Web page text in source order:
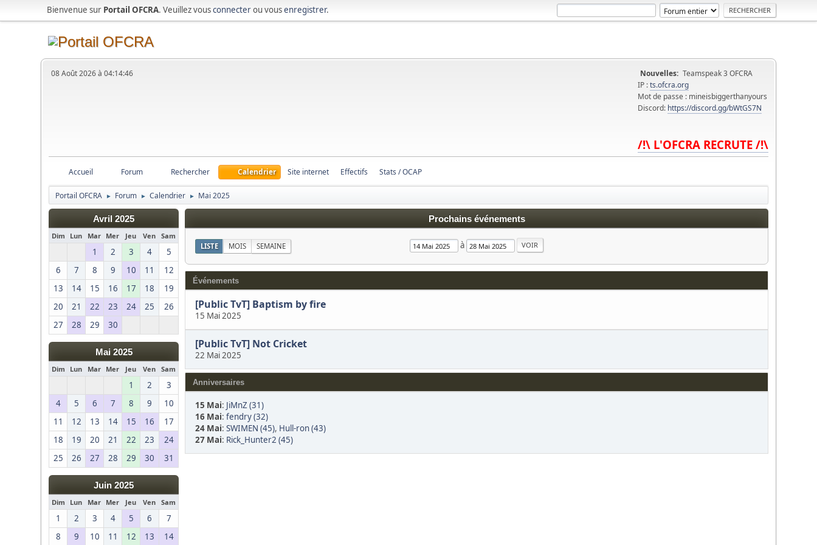
Bienvenue sur Portail OFCRA. Veuillez vousconnecterou vousenregistrer.
08 Août 2026 à 04:14:46 Nouvelles: Teamspeak 3 OFCRA
IP :ts.ofcra.org
Mot de passe : mineisbiggerthanyours
Discord: https://discord.gg/bWtGS7N
/!\ L'OFCRA RECRUTE /!\
Accueil Forum Rechercher Calendrier Site internet Effectifs Stats / OCAP
Portail OFCRA ► Forum ► Calendrier ► Mai 2025
Avril 2025
Dim Lun Mar Mer Jeu Ven Sam
1 2 3 4
5
6
7 8 9 10 11
12
13
14 15 16 17 18
19
20
21 22 23 24 25
26
27
28 29 30
Mai 2025
Dim Lun Mar Mer Jeu Ven Sam
1 2
3
4
5 6 7 8 9
10
11
12 13 14 15 16
17
18
19 20 21 22 23
24
25
26 27 28 29 30 31
Juin 2025
Dim Lun Mar Mer Jeu Ven Sam
1 2 3 4 5 6
7
8
9 10 11 12 13 14
Prochains événements
LISTE MOIS SEMAINE à
Événements
[Public TvT] Baptism by fire
15 Mai 2025
[Public TvT] Not Cricket
22 Mai 2025
Anniversaires
15 Mai: JiMnZ (31)
16 Mai:fendry (32)
24 Mai:SWIMEN (45), Hull-ron (43)
27 Mai: Rick_Hunter2 (45)